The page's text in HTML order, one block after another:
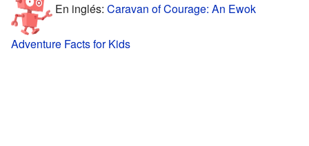
En inglés: Caravan of Courage: An Ewok
Adventure Facts for Kids